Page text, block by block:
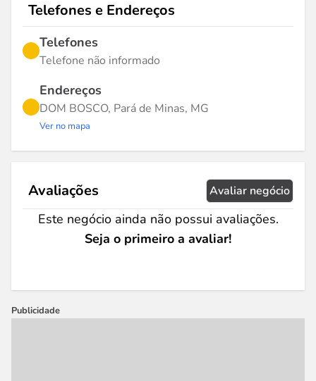
Telefones e Endereços
Telefones
Telefone não informado
Endereços
DOM BOSCO, Pará de Minas, MG
Ver no mapa
Avaliações Avaliar negócio
Este negócio ainda não possui avaliações.
Seja o primeiro a avaliar!
Publicidade